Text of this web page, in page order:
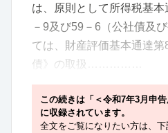
は、原則として所得税基
－9及び59－6（公社債及
ては、財産評価基本通達
債》の取扱……………
この続きは「＜令和7年3月申
に収録されています。
全文をご覧になりたい方は、